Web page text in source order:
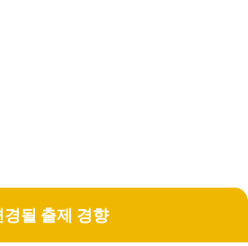
경될 출제 경향